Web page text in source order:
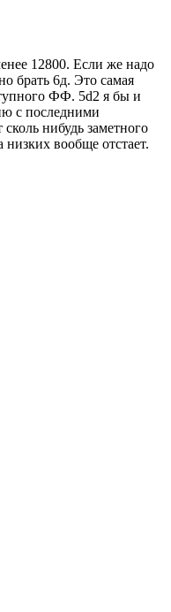
12800. Если же надо
брать 6д. Это самая
ФФ. 5d2 я бы и
с последними
нибудь заметного
вообще отстает.